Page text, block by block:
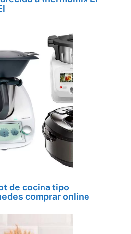
de cocina tipo
comprar online